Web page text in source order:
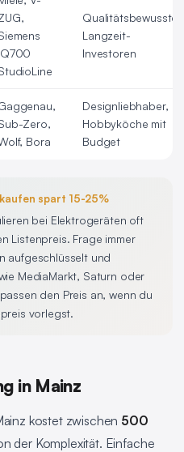
Qualitätsbewusste
Langzeit-
Investoren
Zero,
Bora
Designliebhaber,
Hobbyköche mit
Budget
spart 15-25%
bei Elektrogeräten oft
Listenpreis. Frage immer
aufgeschlüsselt und
MediaMarkt, Saturn oder
den Preis an, wenn du
vorlegst.
in Mainz
kostet zwischen 500
der Komplexität. Einfache